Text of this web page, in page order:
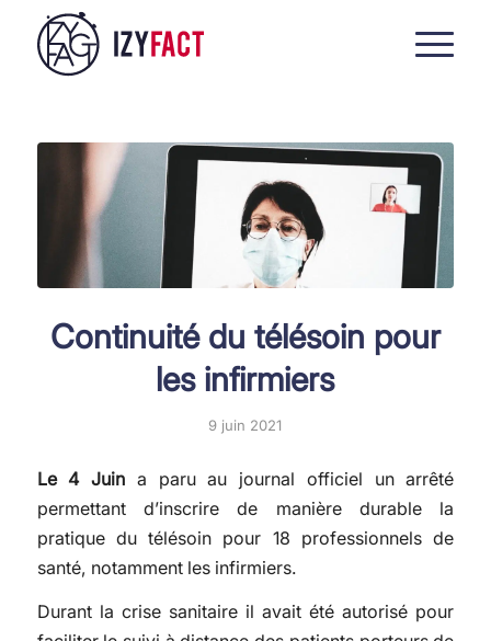
Continuité du télésoin pour
les infirmiers
9 juin 2021
Le 4 Juin a paru au journal officiel un arrêté
permettant d’inscrire de manière durable la
pratique du télésoin pour 18 professionnels de
santé, notamment les infirmiers.
Durant la crise sanitaire il avait été autorisé pour